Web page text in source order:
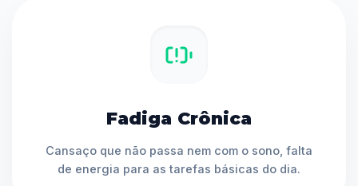
Fadiga Crônica
Cansaço que não passa nem com o sono, falta
de energia para as tarefas básicas do dia.